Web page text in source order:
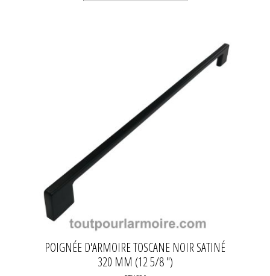
POIGNÉE D'ARMOIRE TOSCANE NOIR SATINÉ
320 MM (12 5/8 ")